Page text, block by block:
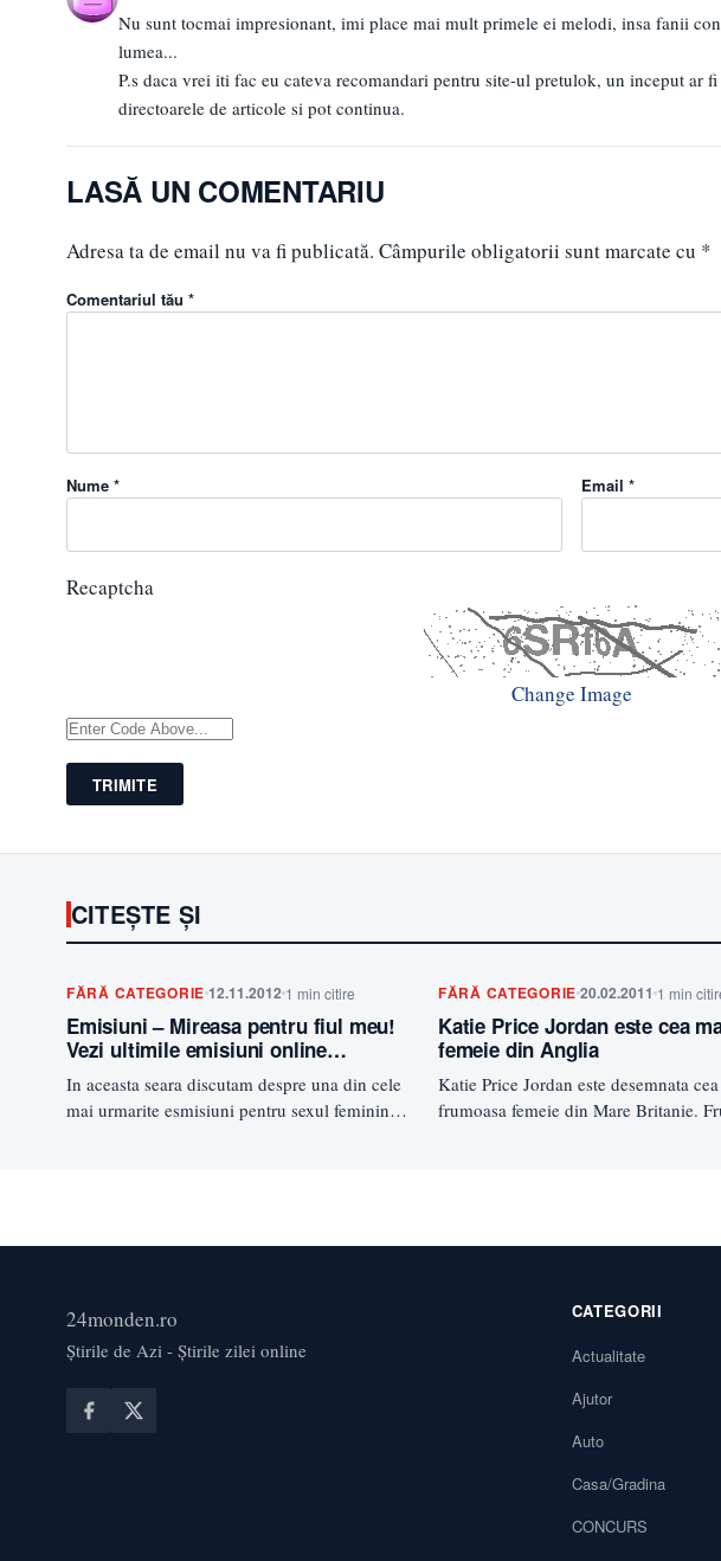
Nu sunt tocmai impresionant, imi place mai mult primele ei melodi, insa fanii
lumea...
P.s daca vrei iti fac eu cateva recomandari pentru site-ul pretulok, un inceput ar
directoarele de articole si pot continua.
LASĂ UN COMENTARIU
Adresa ta de email nu va fi publicată. Câmpurile obligatorii sunt marcate cu *
Comentariul tău *
Nume * Email *
Recaptcha
Change Image
TRIMITE
CITEȘTE ȘI
FĂRĂ CATEGORIE12.11.2012 1 min citire
Emisiuni – Mireasa pentru fiul meu!
Vezi ultimile emisiuni online…
In aceasta seara discutam despre una din cele
mai urmarite esmisiuni pentru sexul feminin,
FĂRĂ CATEGORIE20.02.2011 1 min
Katie Price Jordan este cea
femeie din Anglia
Katie Price Jordan este desemnata
frumoasa femeie din Mare Britanie.
24monden.ro
Știrile de Azi - Știrile zilei online
CATEGORII
Actualitate
Ajutor
Auto
Casa/Gradina
CONCURS